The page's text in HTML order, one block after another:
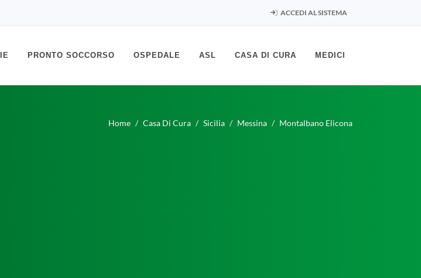
ACCEDI AL SISTEMA
PRONTO SOCCORSO OSPEDALE ASL CASA DI CURA MEDICI
Home Casa Di Cura Sicilia Messina Montalbano Elicona